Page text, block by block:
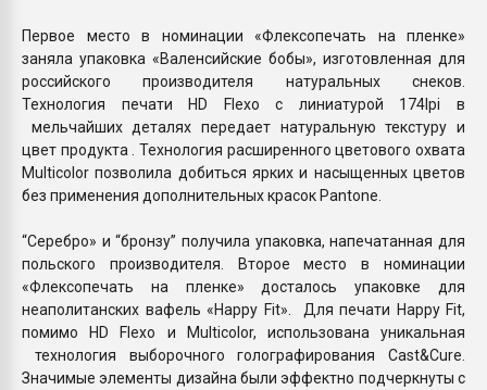
Первое место в номинации «Флексопечать на пленке»
заняла упаковка «Валенсийские бобы», изготовленная для
российского производителя натуральных снеков.
Технология печати HD Flexo c линиатурой 174lpi в
мельчайших деталях передает натуральную текстуру и
цвет продукта . Технология расширенного цветового охвата
Multicolor позволила добиться ярких и насыщенных цветов
без применения дополнительных красок Pantone.
“Серебро» и “бронзу” получила упаковка, напечатанная для
польского производителя. Второе место в номинации
«Флексопечать на пленке» досталось упаковке для
неаполитанских вафель «Happy Fit». Для печати Happy Fit,
помимо HD Flexo и Multicolor, использована уникальная
технология выборочного голографирования Cast&Cure.
Значимые элементы дизайна были эффектно подчеркнуты с